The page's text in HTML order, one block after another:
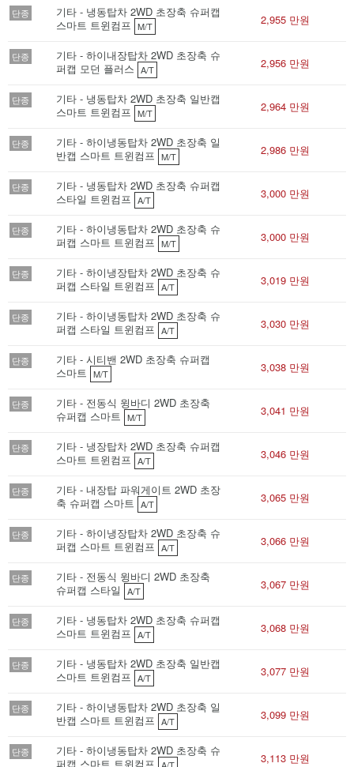
단종
기타 - 냉동탑차 2WD 초장축 슈퍼캡
스마트 트윈컴프 M/T 2,955 만원
단종
기타 - 하이내장탑차 2WD 초장축 슈
퍼캡 모던 플러스 A/T 2,956 만원
단종
기타 - 냉동탑차 2WD 초장축 일반캡
스마트 트윈컴프 M/T 2,964 만원
단종
기타 - 하이냉동탑차 2WD 초장축 일
반캡 스마트 트윈컴프 M/T 2,986 만원
단종
기타 - 냉동탑차 2WD 초장축 슈퍼캡
스타일 트윈컴프 A/T 3,000 만원
단종
기타 - 하이냉동탑차 2WD 초장축 슈
퍼캡 스마트 트윈컴프 M/T 3,000 만원
단종
기타 - 하이냉장탑차 2WD 초장축 슈
퍼캡 스타일 트윈컴프 A/T 3,019 만원
단종
기타 - 하이냉동탑차 2WD 초장축 슈
퍼캡 스타일 트윈컴프 A/T 3,030 만원
단종
기타 - 시티밴 2WD 초장축 슈퍼캡
스마트 M/T 3,038 만원
단종
기타 - 전동식 윙바디 2WD 초장축
슈퍼캡 스마트 M/T 3,041 만원
단종
기타 - 냉장탑차 2WD 초장축 슈퍼캡
스마트 트윈컴프 A/T 3,046 만원
단종
기타 - 내장탑 파워게이트 2WD 초장
축 슈퍼캡 스마트 A/T 3,065 만원
단종
기타 - 하이냉장탑차 2WD 초장축 슈
퍼캡 스마트 트윈컴프 A/T 3,066 만원
단종
기타 - 전동식 윙바디 2WD 초장축
슈퍼캡 스타일
A/T 3,067 만원
단종
기타 - 냉동탑차 2WD 초장축 슈퍼캡
스마트 트윈컴프 A/T 3,068 만원
단종
기타 - 냉동탑차 2WD 초장축 일반캡
스마트 트윈컴프 A/T 3,077 만원
단종
기타 - 하이냉동탑차 2WD 초장축 일
반캡 스마트 트윈컴프 A/T 3,099 만원
단종
기타 - 하이냉동탑차 2WD 초장축 슈
퍼캡 스마트 트윈컴프
3,113 만원